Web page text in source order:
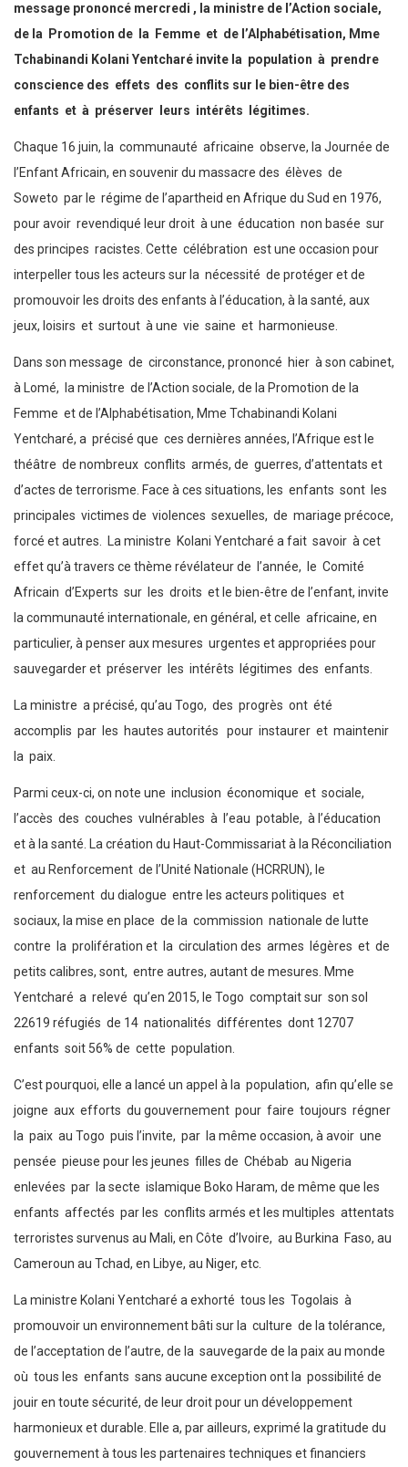
message prononcé mercredi , la ministre de l’Action sociale,
de la Promotion de la Femme et de l’Alphabétisation, Mme
Tchabinandi Kolani Yentcharé invite la population à prendre
conscience des effets des conflits sur le bien-être des
enfants et à préserver leurs intérêts légitimes.
Chaque 16 juin, la communauté africaine observe, la Journée de
l’Enfant Africain, en souvenir du massacre des élèves de
Soweto par le régime de l’apartheid en Afrique du Sud en 1976,
pour avoir revendiqué leur droit à une éducation non basée sur
des principes racistes. Cette célébration est une occasion pour
interpeller tous les acteurs sur la nécessité de protéger et de
promouvoir les droits des enfants à l’éducation, à la santé, aux
jeux, loisirs et surtout à une vie saine et harmonieuse.
Dans son message de circonstance, prononcé hier à son cabinet,
à Lomé, la ministre de l’Action sociale, de la Promotion de la
Femme et de l’Alphabétisation, Mme Tchabinandi Kolani
Yentcharé, a précisé que ces dernières années, l’Afrique est le
théâtre de nombreux conflits armés, de guerres, d’attentats et
d’actes de terrorisme. Face à ces situations, les enfants sont les
principales victimes de violences sexuelles, de mariage précoce,
forcé et autres. La ministre Kolani Yentcharé a fait savoir à cet
effet qu’à travers ce thème révélateur de l’année, le Comité
Africain d’Experts sur les droits et le bien-être de l’enfant, invite
la communauté internationale, en général, et celle africaine, en
particulier, à penser aux mesures urgentes et appropriées pour
sauvegarder et préserver les intérêts légitimes des enfants.
La ministre a précisé, qu’au Togo, des progrès ont été
accomplis par les hautes autorités pour instaurer et maintenir
la paix.
Parmi ceux-ci, on note une inclusion économique et sociale,
l’accès des couches vulnérables à l’eau potable, à l’éducation
et à la santé. La création du Haut-Commissariat à la Réconciliation
et au Renforcement de l’Unité Nationale (HCRRUN), le
renforcement du dialogue entre les acteurs politiques et
sociaux, la mise en place de la commission nationale de lutte
contre la prolifération et la circulation des armes légères et de
petits calibres, sont, entre autres, autant de mesures. Mme
Yentcharé a relevé qu’en 2015, le Togo comptait sur son sol
22619 réfugiés de 14 nationalités différentes dont 12707
enfants soit 56% de cette population.
C’est pourquoi, elle a lancé un appel à la population, afin qu’elle se
joigne aux efforts du gouvernement pour faire toujours régner
la paix au Togo puis l’invite, par la même occasion, à avoir une
pensée pieuse pour les jeunes filles de Chébab au Nigeria
enlevées par la secte islamique Boko Haram, de même que les
enfants affectés par les conflits armés et les multiples attentats
terroristes survenus au Mali, en Côte d’Ivoire, au Burkina Faso, au
Cameroun au Tchad, en Libye, au Niger, etc.
La ministre Kolani Yentcharé a exhorté tous les Togolais à
promouvoir un environnement bâti sur la culture de la tolérance,
de l’acceptation de l’autre, de la sauvegarde de la paix au monde
où tous les enfants sans aucune exception ont la possibilité de
jouir en toute sécurité, de leur droit pour un développement
harmonieux et durable. Elle a, par ailleurs, exprimé la gratitude du
gouvernement à tous les partenaires techniques et financiers